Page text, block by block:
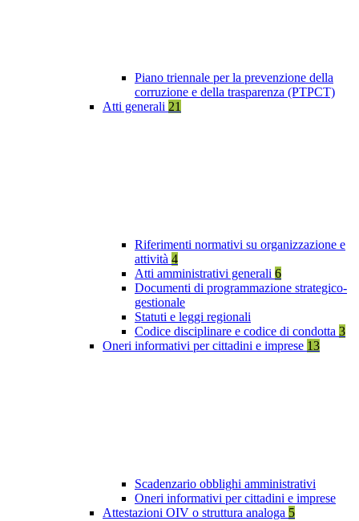
Piano triennale per la prevenzione della
corruzione e della trasparenza (PTPCT)
Atti generali 21
Riferimenti normativi su organizzazione e
attività 4
Atti amministrativi generali 6
Documenti di programmazione strategico-
gestionale
Statuti e leggi regionali
Codice disciplinare e codice di condotta 3
Oneri informativi per cittadini e imprese 13
Scadenzario obblighi amministrativi
Oneri informativi per cittadini e imprese
Attestazioni OIV o struttura analoga 5